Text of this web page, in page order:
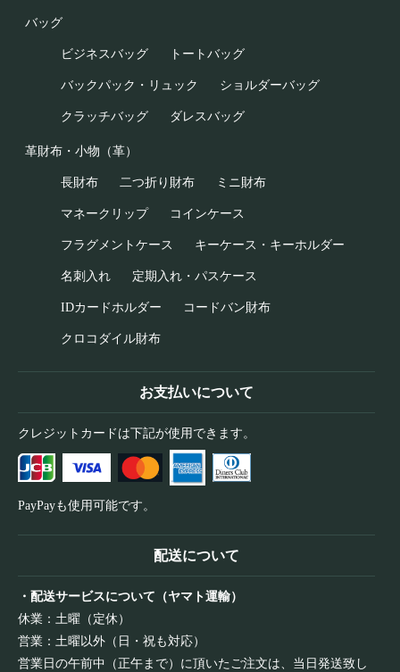
バッグ
ビジネスバッグ トートバッグ
バックパック・リュック ショルダーバッグ
クラッチバッグ ダレスバッグ
革財布・小物（革）
長財布 二つ折り財布 ミニ財布
マネークリップ コインケース
フラグメントケース キーケース・キーホルダー
名刺入れ 定期入れ・パスケース
IDカードホルダー コードバン財布
クロコダイル財布
お支払いについて
クレジットカードは下記が使用できます。
PayPayも使用可能です。
配送について
・配送サービスについて（ヤマト運輸）
休業：土曜（定休）
営業：土曜以外（日・祝も対応）
営業日の午前中（正午まで）に頂いたご注文は、当日発送致し